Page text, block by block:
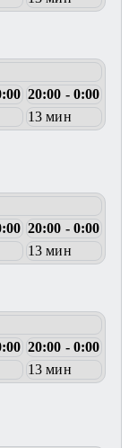
20:00 - 0:00
13 мин
20:00 - 0:00
13 мин
20:00 - 0:00
13 мин